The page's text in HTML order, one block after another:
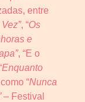
entre
, “Os
e
, “E o
Enquanto
“Nunca
– Festival